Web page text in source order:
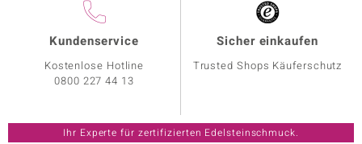
Kundenservice
Kostenlose Hotline
0800 227 44 13
Sicher einkaufen
Trusted Shops Käuferschutz
Ihr Experte für zertifizierten Edelsteinschmuck.